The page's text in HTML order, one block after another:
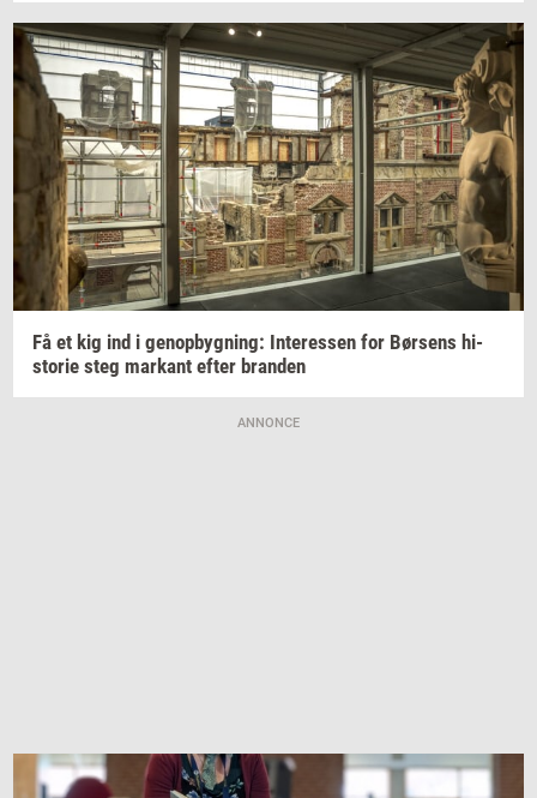
Få et kig ind i genop­byg­ning: In­ter­es­sen for Bør­sens hi­
sto­rie steg mar­kant efter bran­den
ANNONCE